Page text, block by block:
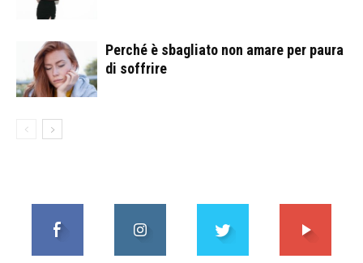
Perché è sbagliato non amare per paura
di soffrire